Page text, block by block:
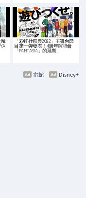
魔
「彩虹社祭典2022」主舞台節
目第一彈發表！4週年演唱會
「FANTASIA」的延期…
Disney+
雷蛇